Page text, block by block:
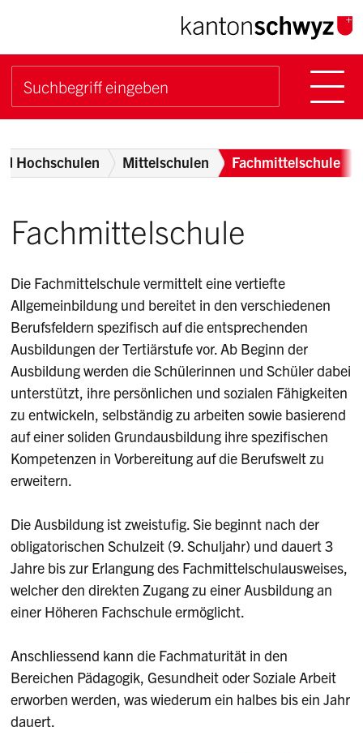
Navigieren im Kanton
Schnellnavigation
Suchbegriff
Breadcrumb
Hochschulen Mittelschulen Fachmittelschule
Fachmittelschule
Die Fachmittelschule vermittelt eine vertiefte
Allgemeinbildung und bereitet in den verschiedenen
Berufsfeldern spezifisch auf die entsprechenden
Ausbildungen der Tertiärstufe vor. Ab Beginn der
Ausbildung werden die Schülerinnen und Schüler dabei
unterstützt, ihre persönlichen und sozialen Fähigkeiten
zu entwickeln, selbständig zu arbeiten sowie basierend
auf einer soliden Grundausbildung ihre spezifischen
Kompetenzen in Vorbereitung auf die Berufswelt zu
erweitern.
Die Ausbildung ist zweistufig. Sie beginnt nach der
obligatorischen Schulzeit (9. Schuljahr) und dauert 3
Jahre bis zur Erlangung des Fachmittelschulausweises,
welcher den direkten Zugang zu einer Ausbildung an
einer Höheren Fachschule ermöglicht.
Anschliessend kann die Fachmaturität in den
Bereichen Pädagogik, Gesundheit oder Soziale Arbeit
erworben werden, was wiederum ein halbes bis ein Jahr
dauert.